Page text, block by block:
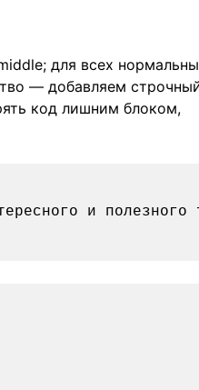
для всех
— добавляем
код лишним блоком,